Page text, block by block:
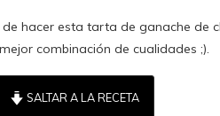
hacer esta tarta de ganache de
combinación de cualidades ;).
SALTAR A LA RECETA